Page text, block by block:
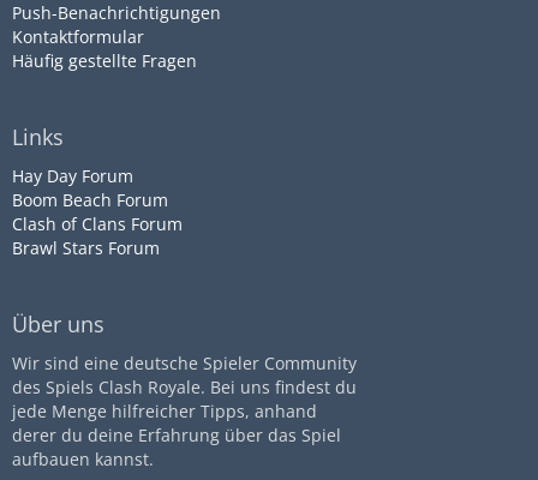
Push-Benachrichtigungen
Kontaktformular
Häufig gestellte Fragen
Links
Hay Day Forum
Boom Beach Forum
Clash of Clans Forum
Brawl Stars Forum
Über uns
Wir sind eine deutsche Spieler Community
des Spiels Clash Royale. Bei uns findest du
jede Menge hilfreicher Tipps, anhand
derer du deine Erfahrung über das Spiel
aufbauen kannst.